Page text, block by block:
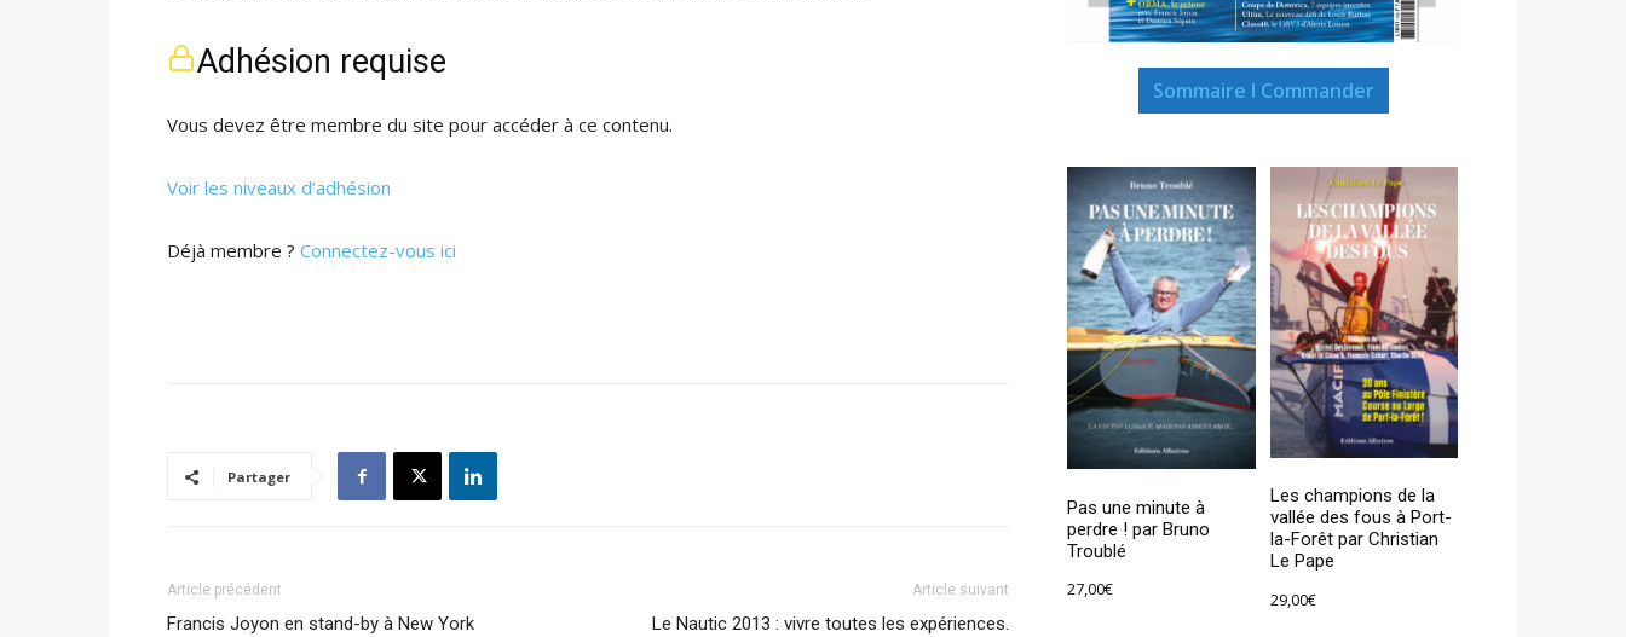
Adhésion requise
Vous devez être membre du site pour accéder à ce contenu.
Voir les niveaux d’adhésion
Déjà membre ? Connectez-vous ici
Partager
Article précédent
Francis Joyon en stand-by à New York
Article suivant
Le Nautic 2013 : vivre toutes les expériences.
Sommaire I Commander
Pas une minute à
perdre ! par Bruno
Troublé
27,00€
Les champions de la
vallée des fous à Port-
la-Forêt par Christian
Le Pape
29,00€